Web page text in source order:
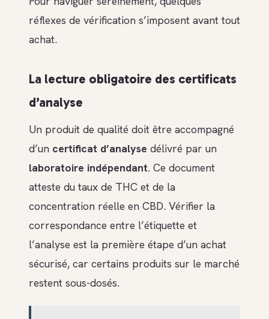
réflexes de vérification s’imposent avant tout
achat.
La lecture obligatoire des certificats
d’analyse
Un produit de qualité doit être accompagné
d’un certificat d’analyse délivré par un
laboratoire indépendant. Ce document
atteste du taux de THC et de la
concentration réelle en CBD. Vérifier la
correspondance entre l’étiquette et
l’analyse est la première étape d’un achat
sécurisé, car certains produits sur le marché
restent sous-dosés.